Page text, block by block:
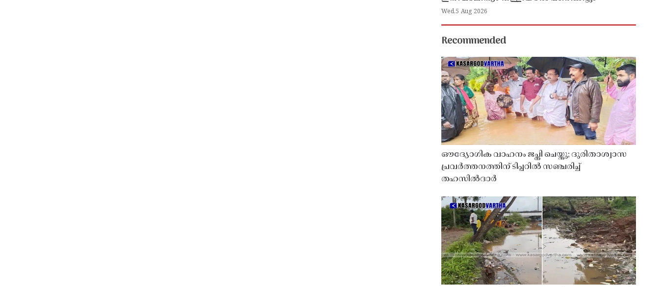
Wed,5 Aug 2026
Recommended
ഔദ്യോഗിക വാഹനം ജപ്തി ചെയ്തു; ദുരിതാശ്വാസ
പ്രവർത്തനത്തിന് ടിപ്പറിൽ സഞ്ചരിച്ച്
തഹസിൽദാർ